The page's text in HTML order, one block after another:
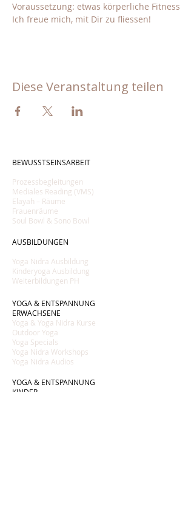
Voraussetzung: etwas körperliche Fitness
Ich freue mich, mit Dir zu fliessen!
Diese Veranstaltung teilen
BEWUSSTSEINSARBEIT
Prozessbegleitungen
Mediales Reading (VMS)
Elayah – Räume
Frauenräume
Soul Bowl & Sono Bowl
AUSBILDUNGEN
Yoga Nidra Ausbildung
Kinderyoga Ausbildung
Weiterbildungen PH
YOGA & ENTSPANNUNG
ERWACHSENE
Yoga & Yoga Nidra Kurse
Outdoor Yoga
Yoga Specials
Yoga Nidra Workshops
Yoga Nidra Audios
YOGA & ENTSPANNUNG
KINDER